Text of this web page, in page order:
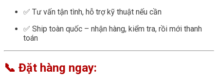
✅ Tư vấn tận tình, hỗ trợ kỹ thuật nếu cần
✅ Ship toàn quốc – nhận hàng, kiểm tra, rồi mới thanh
toán
📞 Đặt hàng ngay: